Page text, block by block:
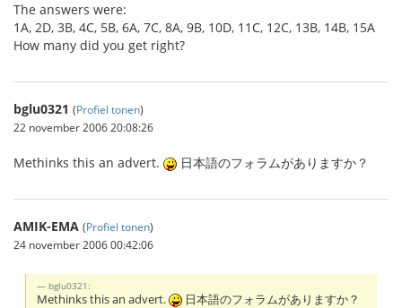
The answers were:
1A, 2D, 3B, 4C, 5B, 6A, 7C, 8A, 9B, 10D, 11C, 12C, 13B, 14B, 15A
How many did you get right?
bglu0321 (Profiel tonen)
22 november 2006 20:08:26
Methinks this an advert. 日本語のフォラムがありますか？
AMIK-EMA (Profiel tonen)
24 november 2006 00:42:06
bglu0321:
Methinks this an advert. 日本語のフォラムがありますか？